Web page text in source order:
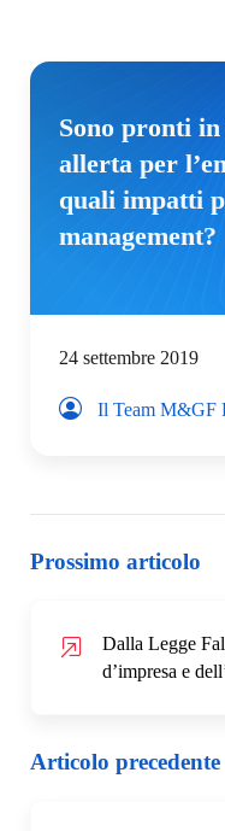
Sono pronti
allerta per
quali impatti
management?
24 settembre 2019
Il Team M&GF
Prossimo articolo
Dalla Legge
d’impresa e
Articolo precedente